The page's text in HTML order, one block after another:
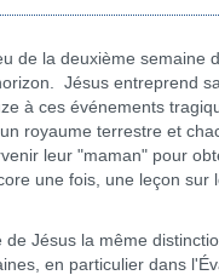
de la deuxième
Jésus entreprend
à ces événements
royaume terrestre et
leur "maman" pour
une fois, une leçon
de Jésus la même
en particulier dans